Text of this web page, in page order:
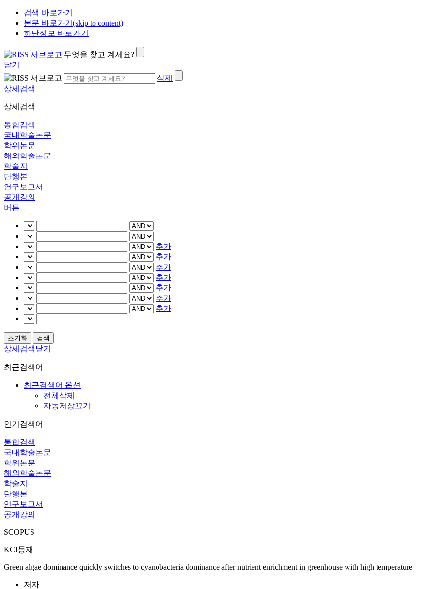
검색 바로가기
본문 바로가기(skip to content)
하단정보 바로가기
무엇을 찾고 계세요?
닫기
삭제
상세검색
상세검색
통합검색
국내학술논문
학위논문
해외학술논문
학술지
단행본
연구보고서
공개강의
버튼
추가
추가
추가
추가
추가
추가
추가
상세검색닫기
최근검색어
최근검색어 옵션
전체삭제
자동저장끄기
인기검색어
통합검색
국내학술논문
학위논문
해외학술논문
학술지
단행본
연구보고서
공개강의
SCOPUS
KCI등재
Green algae dominance quickly switches to cyanobacteria dominance after nutrient enrichment in greenhouse with high temperature
저자